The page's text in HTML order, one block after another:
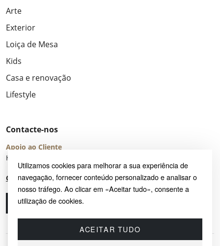
Utilizamos cookies para melhorar a sua experiência de
navegação, fornecer conteúdo personalizado e analisar o
nosso tráfego. Ao clicar em «Aceitar tudo», consente a
utilização de cookies.
ACEITAR TUDO
Arte
Exterior
Loiça de Mesa
Kids
Casa e renovação
Lifestyle
Contacte-nos
Apoio ao Cliente
Horário de Atendimento: seg – sex 8:00 – 16:00 (UTC+2)
Centro de Ajuda
Ligue-nos